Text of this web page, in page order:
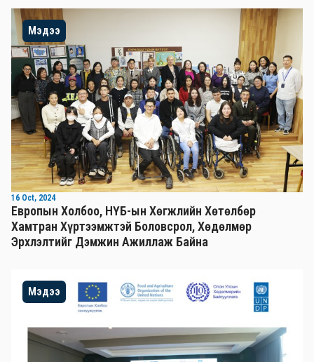
Мэдээ
16 Oct, 2024
Европын Холбоо, НҮБ-ын Хөгжлийн Хөтөлбөр
Хамтран Хүртээмжтэй Боловсрол, Хөдөлмөр
Эрхлэлтийг Дэмжин Ажиллаж Байна
Мэдээ